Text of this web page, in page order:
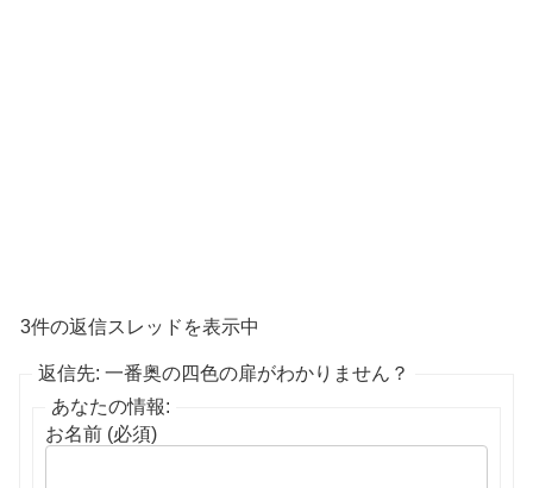
3件の返信スレッドを表示中
返信先: 一番奥の四色の扉がわかりません？
あなたの情報:
お名前 (必須)